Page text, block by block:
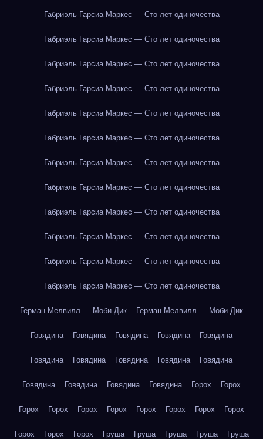
Габриэль Гарсиа Маркес — Сто лет одиночества
Габриэль Гарсиа Маркес — Сто лет одиночества
Габриэль Гарсиа Маркес — Сто лет одиночества
Габриэль Гарсиа Маркес — Сто лет одиночества
Габриэль Гарсиа Маркес — Сто лет одиночества
Габриэль Гарсиа Маркес — Сто лет одиночества
Габриэль Гарсиа Маркес — Сто лет одиночества
Габриэль Гарсиа Маркес — Сто лет одиночества
Габриэль Гарсиа Маркес — Сто лет одиночества
Габриэль Гарсиа Маркес — Сто лет одиночества
Габриэль Гарсиа Маркес — Сто лет одиночества
Габриэль Гарсиа Маркес — Сто лет одиночества
Герман Мелвилл — Моби Дик Герман Мелвилл — Моби Дик
Говядина Говядина Говядина Говядина Говядина
Говядина Говядина Говядина Говядина Говядина
Говядина Говядина Говядина Говядина Горох Горох
Горох Горох Горох Горох Горох Горох Горох Горох
Горох Горох Горох Груша Груша Груша Груша Груша